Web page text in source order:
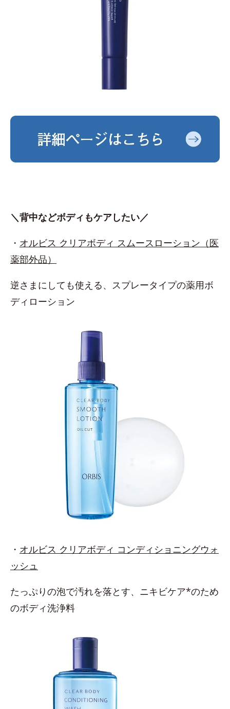
＼背中などボディもケアしたい／
・ オルビス クリアボディ スムースローション（医
薬部外品）
逆さまにしても使える、スプレータイプの薬用ボ
ディローション
・ オルビス クリアボディ コンディショニングウォ
ッシュ
たっぷりの泡で汚れを落とす、ニキビケア*のため
のボディ洗浄料